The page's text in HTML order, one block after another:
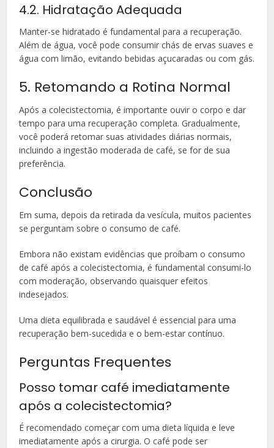
4.2. Hidratação Adequada
Manter-se hidratado é fundamental para a recuperação.
Além de água, você pode consumir chás de ervas suaves e
água com limão, evitando bebidas açucaradas ou com gás.
5. Retomando a Rotina Normal
Após a colecistectomia, é importante ouvir o corpo e dar
tempo para uma recuperação completa. Gradualmente,
você poderá retomar suas atividades diárias normais,
incluindo a ingestão moderada de café, se for de sua
preferência.
Conclusão
Em suma, depois da retirada da vesícula, muitos pacientes
se perguntam sobre o consumo de café.
Embora não existam evidências que proíbam o consumo
de café após a colecistectomia, é fundamental consumi-lo
com moderação, observando quaisquer efeitos
indesejados.
Uma dieta equilibrada e saudável é essencial para uma
recuperação bem-sucedida e o bem-estar contínuo.
Perguntas Frequentes
Posso tomar café imediatamente
após a colecistectomia?
É recomendado começar com uma dieta líquida e leve
imediatamente após a cirurgia. O café pode ser